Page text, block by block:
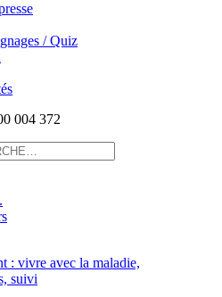
/ Quiz
: vivre avec la maladie,
suivi